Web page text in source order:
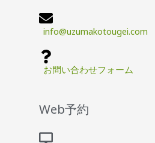
info@uzumakotougei.com
お問い合わせフォーム
Web予約